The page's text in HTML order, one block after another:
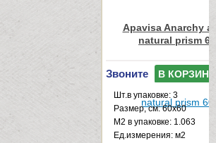
Apavisa Anarchy
natural prism
Звоните В КОРЗИНУ
Шт.в упаковке: 3
Размер, см: 60x60
М2 в упаковке: 1.063
Ед.измерения: м2